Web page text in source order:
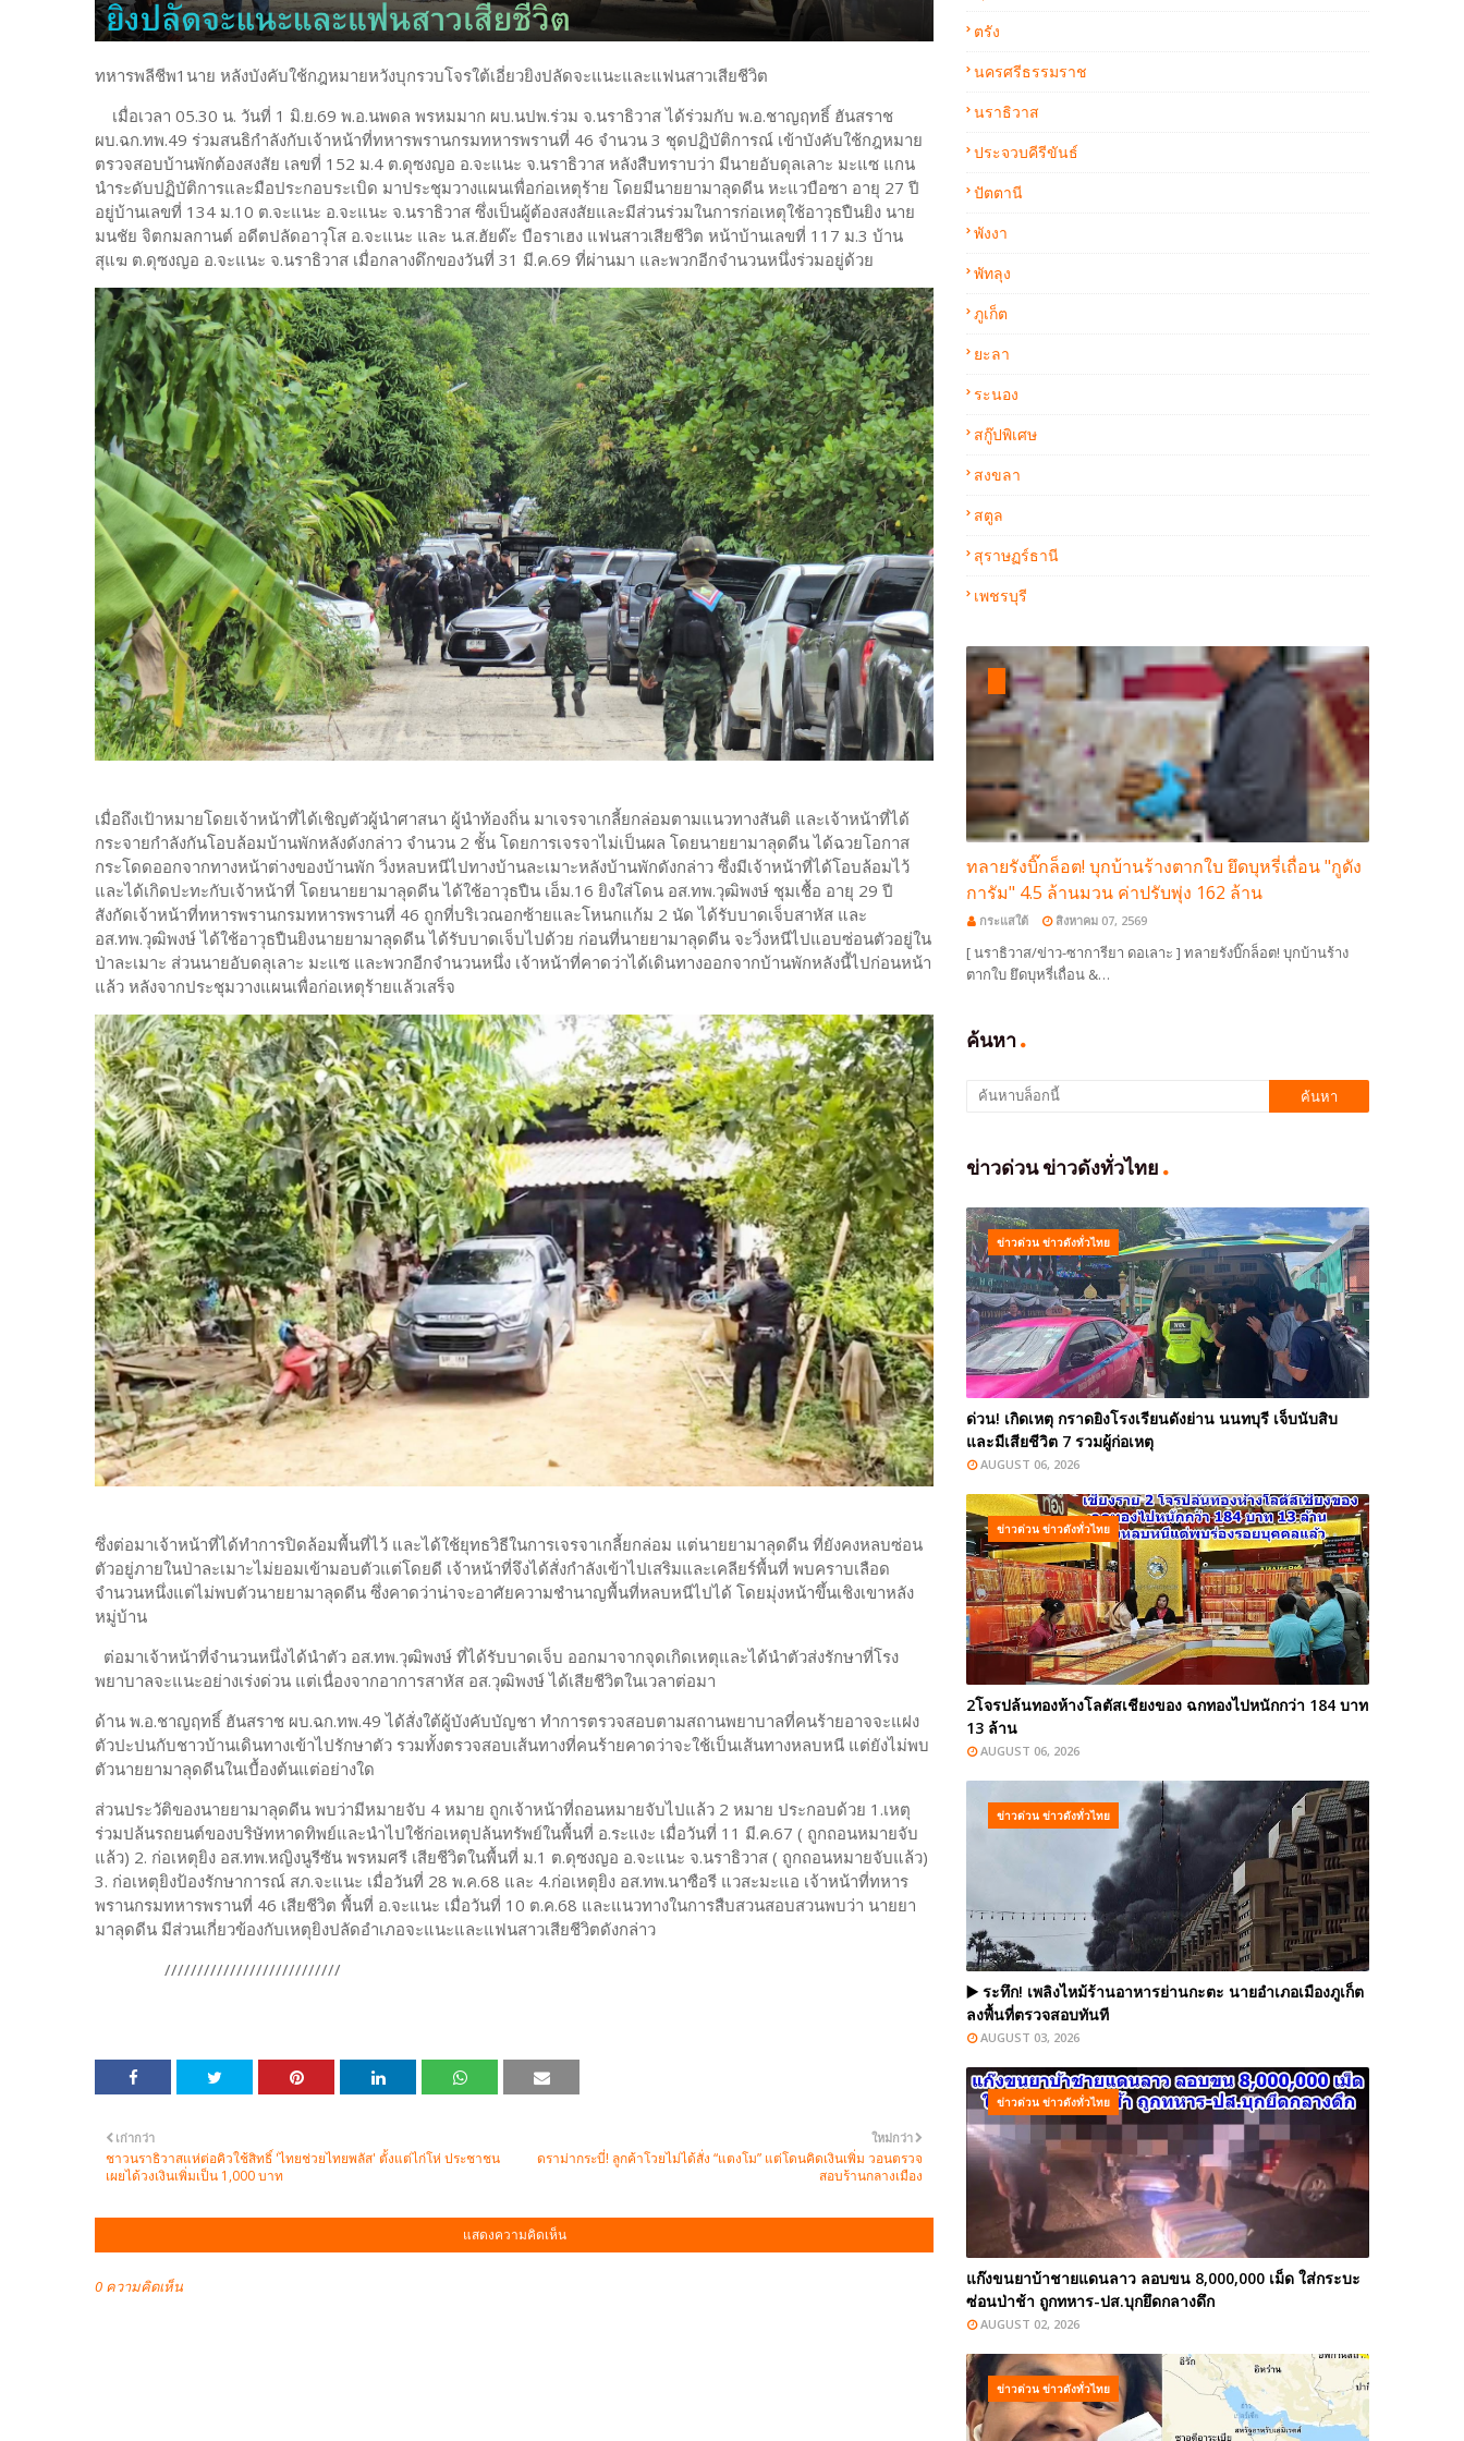
ทหารพลีชีพ1นาย หลังบังคับใช้กฎหมายหวังบุกรวบโจรใต้เอี่ยวยิงปลัดจะแนะและแฟนสาวเสียชีวิต
เมื่อเวลา 05.30 น. วันที่ 1 มิ.ย.69 พ.อ.นพดล พรหมมาก ผบ.นปพ.ร่วม จ.นราธิวาส ได้ร่วมกับ พ.อ.ชาญฤทธิ์ ฮันสราช
ผบ.ฉก.ทพ.49 ร่วมสนธิกำลังกับเจ้าหน้าที่ทหารพรานกรมทหารพรานที่ 46 จำนวน 3 ชุดปฏิบัติการณ์ เข้าบังคับใช้กฎหมาย
ตรวจสอบบ้านพักต้องสงสัย เลขที่ 152 ม.4 ต.ดุซงญอ อ.จะแนะ จ.นราธิวาส หลังสืบทราบว่า มีนายอับดุลเลาะ มะแซ แกน
นำระดับปฏิบัติการและมือประกอบระเบิด มาประชุมวางแผนเพื่อก่อเหตุร้าย โดยมีนายยามาลุดดีน หะแวบือซา อายุ 27 ปี
อยู่บ้านเลขที่ 134 ม.10 ต.จะแนะ อ.จะแนะ จ.นราธิวาส ซึ่งเป็นผู้ต้องสงสัยและมีส่วนร่วมในการก่อเหตุใช้อาวุธปืนยิง นาย
มนชัย จิตกมลกานต์ อดีตปลัดอาวุโส อ.จะแนะ และ น.ส.ฮัยด๊ะ บือราเฮง แฟนสาวเสียชีวิต หน้าบ้านเลขที่ 117 ม.3 บ้าน
สุแฆ ต.ดุซงญอ อ.จะแนะ จ.นราธิวาส เมื่อกลางดึกของวันที่ 31 มี.ค.69 ที่ผ่านมา และพวกอีกจำนวนหนึ่งร่วมอยู่ด้วย
เมื่อถึงเป้าหมายโดยเจ้าหน้าที่ได้เชิญตัวผู้นำศาสนา ผู้นำท้องถิ่น มาเจรจาเกลี้ยกล่อมตามแนวทางสันติ และเจ้าหน้าที่ได้
กระจายกำลังกันโอบล้อมบ้านพักหลังดังกล่าว จำนวน 2 ชั้น โดยการเจรจาไม่เป็นผล โดยนายยามาลุดดีน ได้ฉวยโอกาส
กระโดดออกจากทางหน้าต่างของบ้านพัก วิ่งหลบหนีไปทางบ้านละเมาะหลังบ้านพักดังกล่าว ซึ่งมีเจ้าหน้าที่ได้โอบล้อมไว้
และได้เกิดปะทะกับเจ้าหน้าที่ โดยนายยามาลุดดีน ได้ใช้อาวุธปืน เอ็ม.16 ยิงใส่โดน อส.ทพ.วุฒิพงษ์ ชุมเชื้อ อายุ 29 ปี
สังกัดเจ้าหน้าที่ทหารพรานกรมทหารพรานที่ 46 ถูกที่บริเวณอกซ้ายและโหนกแก้ม 2 นัด ได้รับบาดเจ็บสาหัส และ
อส.ทพ.วุฒิพงษ์ ได้ใช้อาวุธปืนยิงนายยามาลุดดีน ได้รับบาดเจ็บไปด้วย ก่อนที่นายยามาลุดดีน จะวิ่งหนีไปแอบซ่อนตัวอยู่ใน
ป่าละเมาะ ส่วนนายอับดลุเลาะ มะแซ และพวกอีกจำนวนหนึ่ง เจ้าหน้าที่คาดว่าได้เดินทางออกจากบ้านพักหลังนี้ไปก่อนหน้า
แล้ว หลังจากประชุมวางแผนเพื่อก่อเหตุร้ายแล้วเสร็จ
ซึ่งต่อมาเจ้าหน้าที่ได้ทำการปิดล้อมพื้นที่ไว้ และได้ใช้ยุทธวิธีในการเจรจาเกลี้ยกล่อม แต่นายยามาลุดดีน ที่ยังคงหลบซ่อน
ตัวอยู่ภายในป่าละเมาะไม่ยอมเข้ามอบตัวแต่โดยดี เจ้าหน้าที่จึงได้สั่งกำลังเข้าไปเสริมและเคลียร์พื้นที่ พบคราบเลือด
จำนวนหนึ่งแต่ไม่พบตัวนายยามาลุดดีน ซึ่งคาดว่าน่าจะอาศัยความชำนาญพื้นที่หลบหนีไปได้ โดยมุ่งหน้าขึ้นเชิงเขาหลัง
หมู่บ้าน
ต่อมาเจ้าหน้าที่จำนวนหนึ่งได้นำตัว อส.ทพ.วุฒิพงษ์ ที่ได้รับบาดเจ็บ ออกมาจากจุดเกิดเหตุและได้นำตัวส่งรักษาที่โรง
พยาบาลจะแนะอย่างเร่งด่วน แต่เนื่องจากอาการสาหัส อส.วุฒิพงษ์ ได้เสียชีวิตในเวลาต่อมา
ด้าน พ.อ.ชาญฤทธิ์ ฮันสราช ผบ.ฉก.ทพ.49 ได้สั่งใต้ผู้บังคับบัญชา ทำการตรวจสอบตามสถานพยาบาลที่คนร้ายอาจจะแฝง
ตัวปะปนกับชาวบ้านเดินทางเข้าไปรักษาตัว รวมทั้งตรวจสอบเส้นทางที่คนร้ายคาดว่าจะใช้เป็นเส้นทางหลบหนี แต่ยังไม่พบ
ตัวนายยามาลุดดีนในเบื้องต้นแต่อย่างใด
ส่วนประวัติของนายยามาลุดดีน พบว่ามีหมายจับ 4 หมาย ถูกเจ้าหน้าที่ถอนหมายจับไปแล้ว 2 หมาย ประกอบด้วย 1.เหตุ
ร่วมปล้นรถยนต์ของบริษัทหาดทิพย์และนำไปใช้ก่อเหตุปล้นทรัพย์ในพื้นที่ อ.ระแงะ เมื่อวันที่ 11 มี.ค.67 ( ถูกถอนหมายจับ
แล้ว) 2. ก่อเหตุยิง อส.ทพ.หญิงนูรีซัน พรหมศรี เสียชีวิตในพื้นที่ ม.1 ต.ดุซงญอ อ.จะแนะ จ.นราธิวาส ( ถูกถอนหมายจับแล้ว)
3. ก่อเหตุยิงป้องรักษาการณ์ สภ.จะแนะ เมื่อวันที่ 28 พ.ค.68 และ 4.ก่อเหตุยิง อส.ทพ.นาซือรี แวสะมะแอ เจ้าหน้าที่ทหาร
พรานกรมทหารพรานที่ 46 เสียชีวิต พื้นที่ อ.จะแนะ เมื่อวันที่ 10 ต.ค.68 และแนวทางในการสืบสวนสอบสวนพบว่า นายยา
มาลุดดีน มีส่วนเกี่ยวข้องกับเหตุยิงปลัดอำเภอจะแนะและแฟนสาวเสียชีวิตดังกล่าว
///////////////////////////
ใหม่กว่า
ดราม่ากระบี่! ลูกค้าโวยไม่ได้สั่ง “แตงโม” แต่โดนคิดเงินเพิ่ม วอนตรวจ
สอบร้านกลางเมือง
เก่ากว่า
ชาวนราธิวาสแห่ต่อคิวใช้สิทธิ์ 'ไทยช่วยไทยพลัส' ตั้งแต่ไก่โห่ ประชาชน
เผยได้วงเงินเพิ่มเป็น 1,000 บาท
แสดงความคิดเห็น
0 ความคิดเห็น
ตรัง
นครศรีธรรมราช
นราธิวาส
ประจวบคีรีขันธ์
ปัตตานี
พังงา
พัทลุง
ภูเก็ต
ยะลา
ระนอง
สกู๊ปพิเศษ
สงขลา
สตูล
สุราษฏร์ธานี
เพชรบุรี
ทลายรังบิ๊กล็อต! บุกบ้านร้างตากใบ ยึดบุหรี่เถื่อน "กูดัง
การัม" 4.5 ล้านมวน ค่าปรับพุ่ง 162 ล้าน
กระแสใต้ สิงหาคม 07, 2569
[ นราธิวาส/ข่าว-ซาการียา ดอเลาะ ] ทลายรังบิ๊กล็อต! บุกบ้านร้าง
ตากใบ ยึดบุหรี่เถื่อน &…
ค้นหา
ข่าวด่วน ข่าวดังทั่วไทย
ข่าวด่วน ข่าวดังทั่วไทย
ด่วน! เกิดเหตุ กราดยิงโรงเรียนดังย่าน นนทบุรี เจ็บนับสิบ
และมีเสียชีวิต 7 รวมผู้ก่อเหตุ
AUGUST 06, 2026
ข่าวด่วน ข่าวดังทั่วไทย
2โจรปล้นทองห้างโลตัสเชียงของ ฉกทองไปหนักกว่า 184 บาท
13 ล้าน
AUGUST 06, 2026
ข่าวด่วน ข่าวดังทั่วไทย
▶️ ระทึก! เพลิงไหม้ร้านอาหารย่านกะตะ นายอำเภอเมืองภูเก็ต
ลงพื้นที่ตรวจสอบทันที
AUGUST 03, 2026
ข่าวด่วน ข่าวดังทั่วไทย
แก๊งขนยาบ้าชายแดนลาว ลอบขน 8,000,000 เม็ด ใส่กระบะ
ซ่อนป่าช้า ถูกทหาร-ปส.บุกยึดกลางดึก
AUGUST 02, 2026
ข่าวด่วน ข่าวดังทั่วไทย